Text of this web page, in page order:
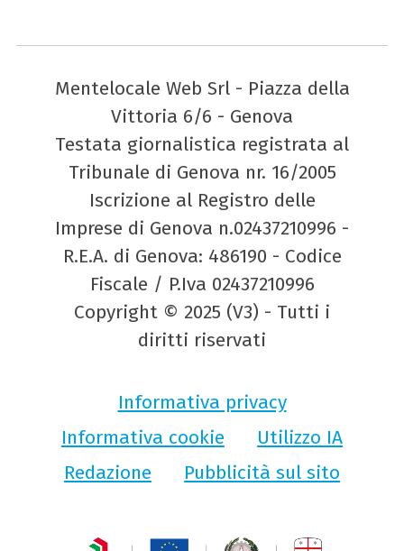
Mentelocale Web Srl - Piazza della
Vittoria 6/6 - Genova
Testata giornalistica registrata al
Tribunale di Genova nr. 16/2005
Iscrizione al Registro delle
Imprese di Genova n.02437210996 -
R.E.A. di Genova: 486190 - Codice
Fiscale / P.Iva 02437210996
Copyright © 2025 (V3) - Tutti i
diritti riservati
Informativa privacy
Informativa cookie
Utilizzo IA
Redazione
Pubblicità sul sito